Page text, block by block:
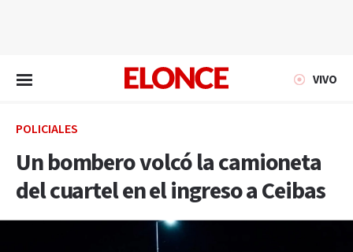
VIVO
POLICIALES
Un bombero volcó la camioneta
del cuartel en el ingreso a Ceibas